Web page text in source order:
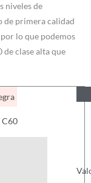
niveles de
de primera calidad
lo que podemos
de clase alta que
C60